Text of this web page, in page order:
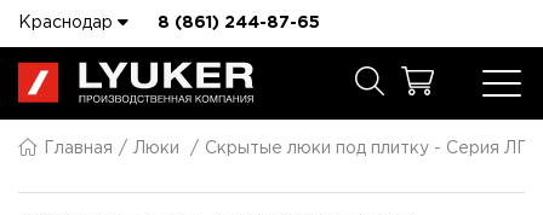
Краснодар 8 (861) 244-87-65
Главная Люки Скрытые люки под плитку - Серия